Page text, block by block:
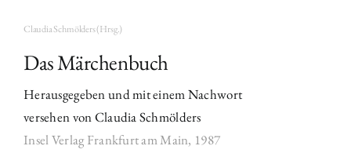
Claudia Schmölders (Hrsg.)
Das Märchenbuch
Herausgegeben und mit einem Nachwort
versehen von Claudia Schmölders
Insel Verlag Frankfurt am Main, 1987